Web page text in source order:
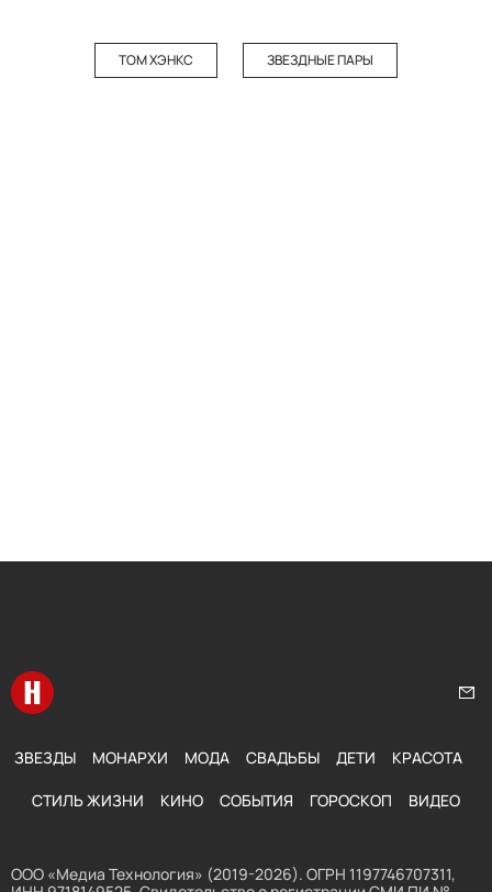
ТОМ ХЭНКС ЗВЕЗДНЫЕ ПАРЫ
Перейти на главную
ЗВЕЗДЫ МОНАРХИ МОДА СВАДЬБЫ ДЕТИ КРАСОТА
СТИЛЬ ЖИЗНИ КИНО СОБЫТИЯ ГОРОСКОП ВИДЕО
ООО «Медиа Технология» (2019-2026). ОГРН 1197746707311,